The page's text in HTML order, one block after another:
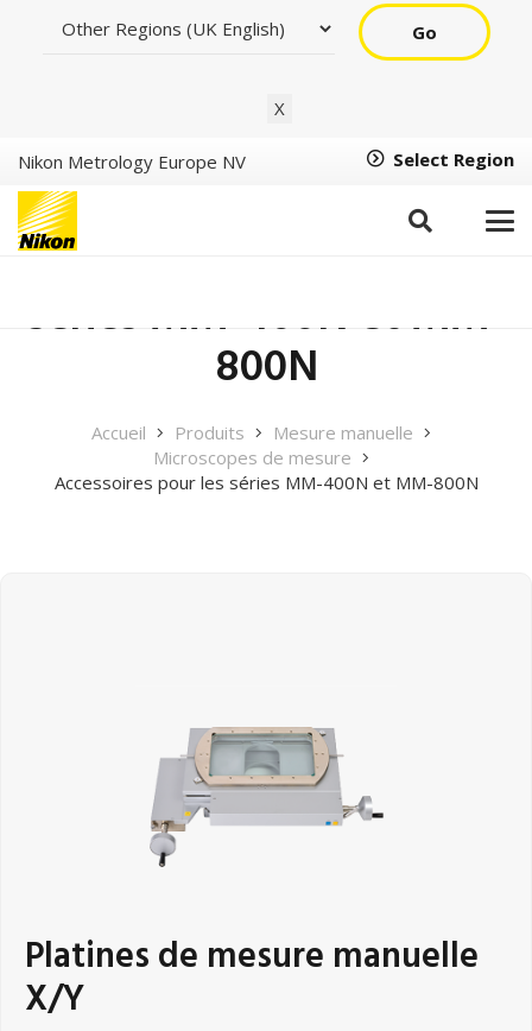
Go
X
Nikon Metrology Europe NV Select Region
Accessoires pour les
séries MM-400N et MM-
800N
Accueil Produits
Mesure manuelle
Microscopes de mesure
Accessoires pour les séries MM-400N et MM-800N
Platines de mesure manuelle
X/Y